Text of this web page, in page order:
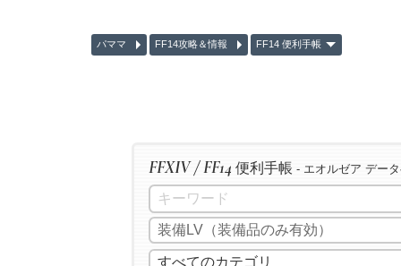
パママ FF14攻略＆情報 FF14 便利手帳
FFXIV / FF14 便利手帳 - エオルゼア デー